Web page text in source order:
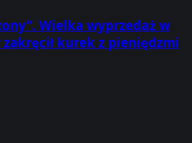
Wielka wyprzedaż w
kurek z pieniędzmi